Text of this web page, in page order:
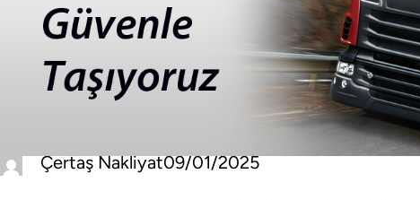
Çertaş Nakliyat09/01/2025